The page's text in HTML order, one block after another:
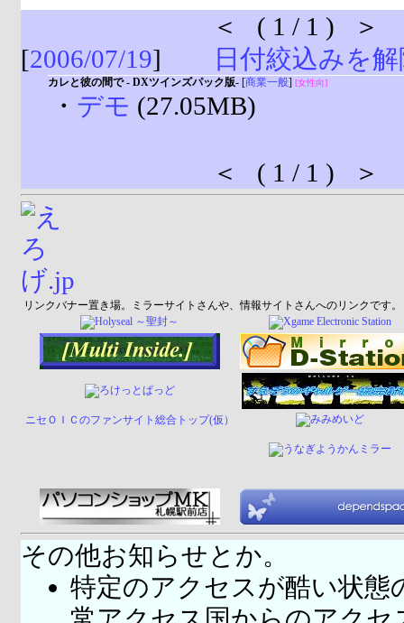
＜ ( 1 / 1 ) ＞
[2006/07/19] 日付絞込みを
カレと彼の間で - DXツインズパック版- [商業一般] [女性向]
・ デモ (27.05MB)
＜ ( 1 / 1 ) ＞
リンクバナー置き場。ミラーサイトさんや、情報サイトさんへのリンクです。
ニセＯＩＣのファンサイト総合トップ(仮）
その他お知らせとか。
特定のアクセスが酷い状態